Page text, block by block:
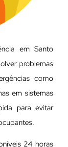
em Santo
problemas
como
em sistemas
para evitar
24 horas